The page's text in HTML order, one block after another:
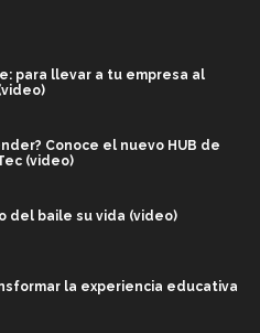
para llevar a tu empresa al
Conoce el nuevo HUB de
(video)
del baile su vida (video)
la experiencia educativa